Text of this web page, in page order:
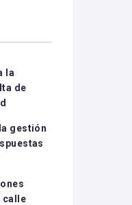
disminuir
el
la
de
gestión
calle